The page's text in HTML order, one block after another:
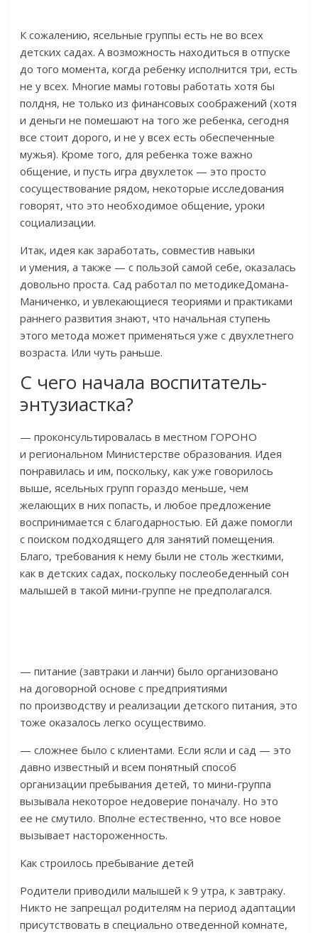
К сожалению, ясельные группы есть не во всех
детских садах. А возможность находиться в отпуске
до того момента, когда ребенку исполнится три, есть
не у всех. Многие мамы готовы работать хотя бы
полдня, не только из финансовых соображений (хотя
и деньги не помешают на того же ребенка, сегодня
все стоит дорого, и не у всех есть обеспеченные
мужья). Кроме того, для ребенка тоже важно
общение, и пусть игра двухлеток — это просто
сосуществование рядом, некоторые исследования
говорят, что это необходимое общение, уроки
социализации.
Итак, идея как заработать, совместив навыки
и умения, а также — с пользой самой себе, оказалась
довольно проста. Сад работал по методикеДомана-
Маниченко, и увлекающиеся теориями и практиками
раннего развития знают, что начальная ступень
этого метода может применяться уже с двухлетнего
возраста. Или чуть раньше.
С чего начала воспитатель-
энтузиастка?
— проконсультировалась в местном ГОРОНО
и региональном Министерстве образования. Идея
понравилась и им, поскольку, как уже говорилось
выше, ясельных групп гораздо меньше, чем
желающих в них попасть, и любое предложение
воспринимается с благодарностью. Ей даже помогли
с поиском подходящего для занятий помещения.
Благо, требования к нему были не столь жесткими,
как в детских садах, поскольку послеобеденный сон
малышей в такой мини-группе не предполагался.
— питание (завтраки и ланчи) было организовано
на договорной основе с предприятиями
по производству и реализации детского питания, это
тоже оказалось легко осуществимо.
— сложнее было с клиентами. Если ясли и сад — это
давно известный и всем понятный способ
организации пребывания детей, то мини-группа
вызывала некоторое недоверие поначалу. Но это
ее не смутило. Вполне естественно, что все новое
вызывает настороженность.
Как строилось пребывание детей
Родители приводили малышей к 9 утра, к завтраку.
Никто не запрещал родителям на период адаптации
присутствовать в специально отведенной комнате,